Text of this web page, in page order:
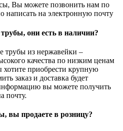
Вы можете позвонить нам по
написать на электронную почту
они есть в наличии?
трубы из нержавейки –
качества по низким ценам
приобрести крупную
заказ и доставка будет
вы можете получить
почту.
вы продаете в розницу?